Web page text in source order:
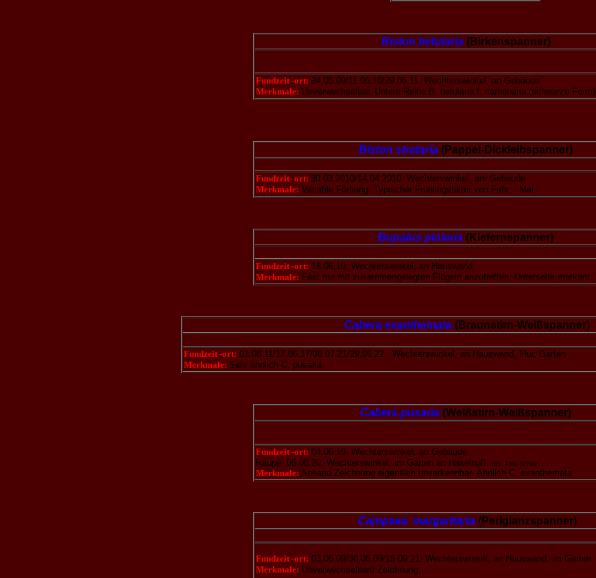
Biston betularia (Birkenspanner)
Fundzeit -ort: 24.05.09/11.06.10/29.06.11. Wechterswinkel, an Gebäude
Merkmale: Unverwechselbar. Untere Reihe B. betularia f. carbonaria (schwarze Form)
Biston strataria (Pappel-Dickleibspanner)
Fundzeit- ort: 30.03.2010/14.04.2010. Wechterswinkel, am Gebäude
Merkmale: Variable Färbung. Typischer Frühlingsfalter von Febr. - Mai
Bupalus piniaria (Kiefernspanner)
Fundzeit -ort: 18.06.10. Wechterswinkel, an Hauswand
Merkmale: Fast nur mit zusammengelegten Flügeln anzutreffen. Unterseite markant.
Cabera exanthemata (Braunstirn-Weißspanner)
Fundzeit -ort: 01.08.11/17.06.17/06.07.21/29.06.22: Wechterswinkel, an Hauswand, Flur, Garten
Merkmale: Sehr ähnlich C. pusaria
Cabera pusaria (Weißstirn-Weißspanner)
Fundzeit -ort: 04.06.10. Wechterswinkel, an Gebäude
Raupe: 05.08.20: Wechterswinkel, im Garten an Haselnuß.
det. Tina Schulz
Merkmale: Anhand Zeichnung eigentlich unverkennbar. Ähnlich C. exanthemata
Campaea margaritaria (Perlglanzspanner)
Fundzeit -ort: 03.06.09/30.05.09/15.09.21: Wechterswinkel, an Hauswand, im Garten
Merkmale: Unverwechselbare Zeichnung